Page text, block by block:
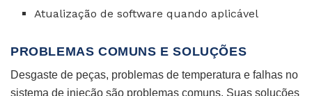
Atualização de software quando aplicável
PROBLEMAS COMUNS E SOLUÇÕES
Desgaste de peças, problemas de temperatura e falhas no
sistema de injeção são problemas comuns. Suas soluções